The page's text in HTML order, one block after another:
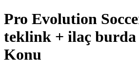
Pro Evolution
teklink + ilaç burda
Konu